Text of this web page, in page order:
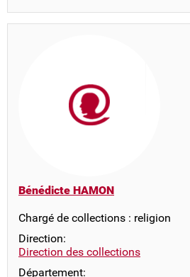
Bénédicte HAMON
Chargé de collections : religion
Direction:
Direction des collections
Département: